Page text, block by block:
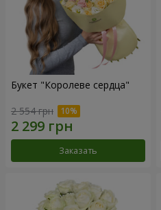
Букет "Королеве сердца"
2 554 грн
Заказать